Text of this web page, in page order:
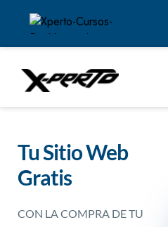
Tu Sitio Web
Gratis
CON LA COMPRA DE TU